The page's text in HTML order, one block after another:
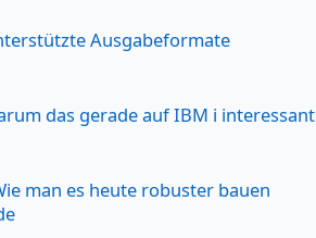
Ausgabeformate
das gerade auf IBM i interessant
man es heute robuster bauen